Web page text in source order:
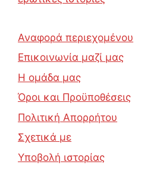
Αναφορά περιεχομένου
Επικοινωνία μαζί μας
Η ομάδα μας
Όροι και Προϋποθέσεις
Πολιτική Απορρήτου
Σχετικά με
Υποβολή ιστορίας